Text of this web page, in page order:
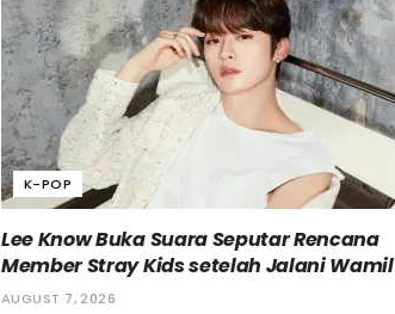
K-POP
Lee Know Buka Suara Seputar Rencana
Member Stray Kids setelah Jalani Wamil
AUGUST 7, 2026